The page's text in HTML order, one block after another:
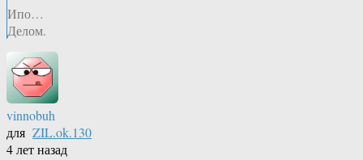
Ипо…
Делом.
vinnobuh
для ZIL.ok.130
4 лет назад